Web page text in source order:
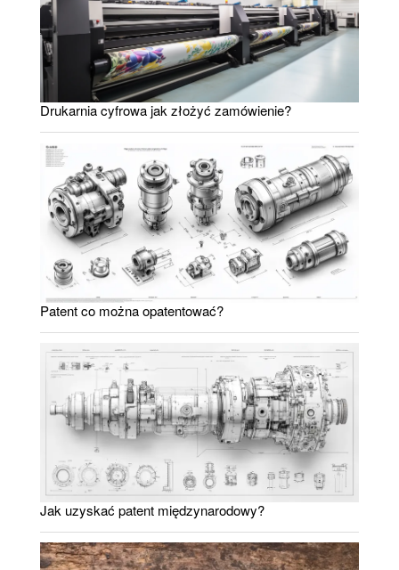
Drukarnia cyfrowa jak złożyć zamówienie?
Patent co można opatentować?
Jak uzyskać patent międzynarodowy?